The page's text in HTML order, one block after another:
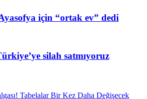
için “ortak ev” dedi
silah satmıyoruz